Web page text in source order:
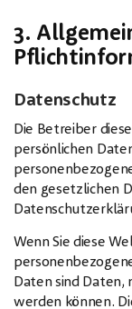
3.
Datenschutz
Die Betreiber
persönlichen
den gesetzlichen
Wenn Sie diese
Daten sind
werden können.